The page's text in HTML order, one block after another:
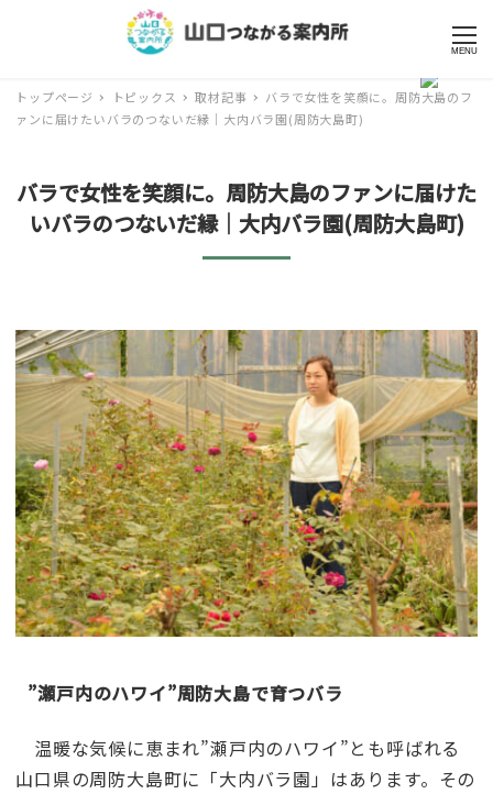
MENU
トップページ トピックス 取材記事
バラで女性を笑顔に。周防大島のフ
ァンに届けたいバラのつないだ縁｜大内バラ園(周防大島町)
バラで女性を笑顔に。周防大島のファンに届けた
いバラのつないだ縁｜大内バラ園(周防大島町)
”瀬戸内のハワイ”周防大島で育つバラ
温暖な気候に恵まれ”瀬戸内のハワイ”とも呼ばれる
山口県の周防大島町に「大内バラ園」はあります。その